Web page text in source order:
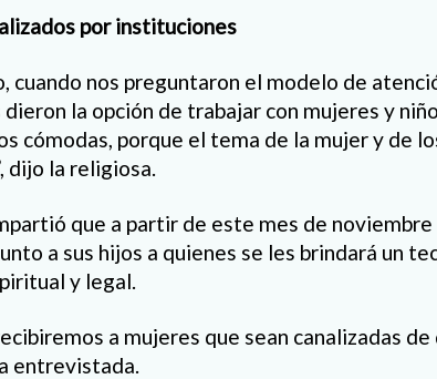
por instituciones
cuando nos preguntaron el modelo de
la opción de trabajar con mujeres y
cómodas, porque el tema de la mujer y de
dijo la religiosa.
que a partir de este mes de noviembre
a sus hijos a quienes se les brindará un
y legal.
a mujeres que sean canalizadas
entrevistada.